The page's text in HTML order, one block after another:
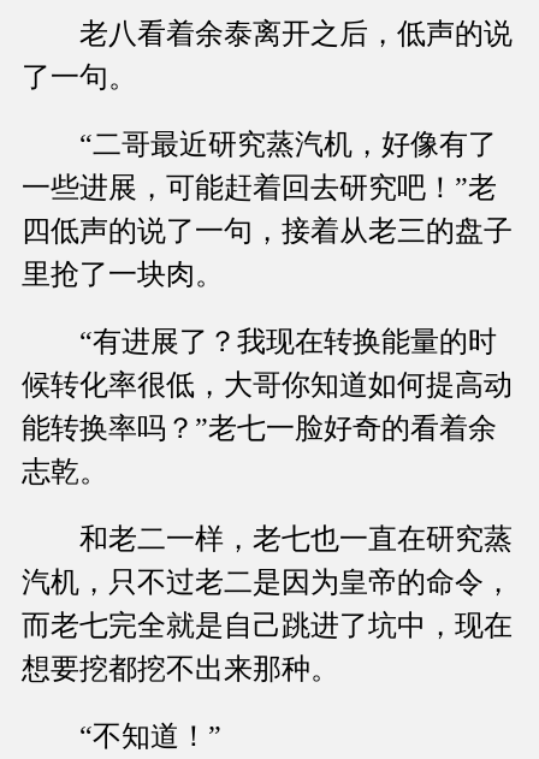
老八看着余泰离开之后，低声的说
了一句。
“二哥最近研究蒸汽机，好像有了
一些进展，可能赶着回去研究吧！”老
四低声的说了一句，接着从老三的盘子
里抢了一块肉。
“有进展了？我现在转换能量的时
候转化率很低，大哥你知道如何提高动
能转换率吗？”老七一脸好奇的看着余
志乾。
和老二一样，老七也一直在研究蒸
汽机，只不过老二是因为皇帝的命令，
而老七完全就是自己跳进了坑中，现在
想要挖都挖不出来那种。
“不知道！”